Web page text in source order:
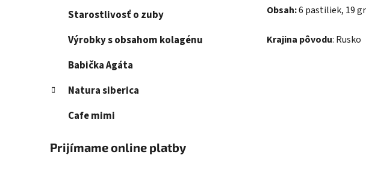
Starostlivosť o zuby
Výrobky s obsahom kolagénu
Babička Agáta
Natura siberica
Cafe mimi
Prijímame online platby
Obsah:6 pastiliek, 19
Krajina pôvodu: Rusko